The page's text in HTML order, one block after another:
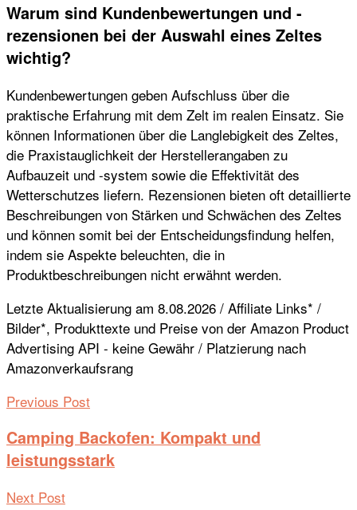
Warum sind Kundenbewertungen und -
rezensionen bei der Auswahl eines Zeltes
wichtig?
Kundenbewertungen geben Aufschluss über die
praktische Erfahrung mit dem Zelt im realen Einsatz. Sie
können Informationen über die Langlebigkeit des Zeltes,
die Praxistauglichkeit der Herstellerangaben zu
Aufbauzeit und -system sowie die Effektivität des
Wetterschutzes liefern. Rezensionen bieten oft detaillierte
Beschreibungen von Stärken und Schwächen des Zeltes
und können somit bei der Entscheidungsfindung helfen,
indem sie Aspekte beleuchten, die in
Produktbeschreibungen nicht erwähnt werden.
Letzte Aktualisierung am 8.08.2026 / Affiliate Links* /
Bilder*, Produkttexte und Preise von der Amazon Product
Advertising API - keine Gewähr / Platzierung nach
Amazonverkaufsrang
Previous Post
Camping Backofen: Kompakt und
leistungsstark
Next Post